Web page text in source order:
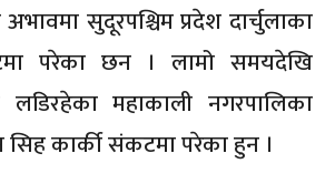
सुदूरपश्चिम प्रदेश दार्चुलाका
परेका छन । लामो समयदेखि
महाकाली नगरपालिका
कार्की संकटमा परेका हुन ।